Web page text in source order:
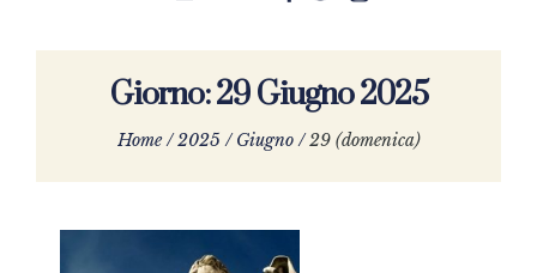
Giorno:29 Giugno 2025
Home /2025 /Giugno /29 (domenica)